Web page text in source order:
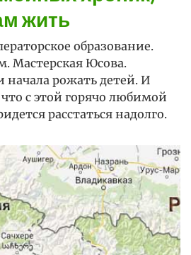
жить
образование.
Мастерская Юсова.
рожать детей. И
с этой горячо любимой
расстаться надолго.